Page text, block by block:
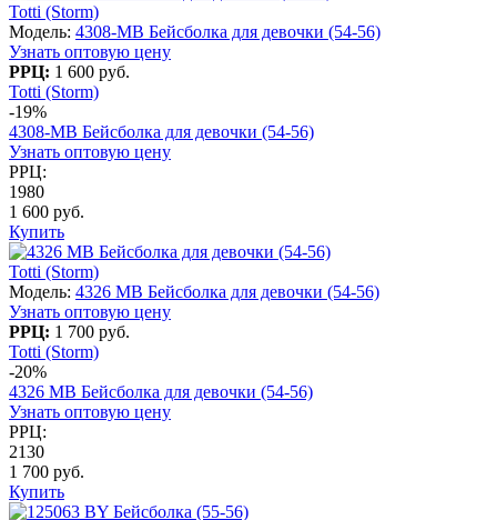
Totti (Storm)
Модель: 4308-MB Бейсболка для девочки (54-56)
Узнать оптовую цену
РРЦ: 1 600 руб.
Totti (Storm)
-19%
4308-MB Бейсболка для девочки (54-56)
Узнать оптовую цену
РРЦ:
1980
1 600 руб.
Купить
Totti (Storm)
Модель: 4326 МВ Бейсболка для девочки (54-56)
Узнать оптовую цену
РРЦ: 1 700 руб.
Totti (Storm)
-20%
4326 МВ Бейсболка для девочки (54-56)
Узнать оптовую цену
РРЦ:
2130
1 700 руб.
Купить